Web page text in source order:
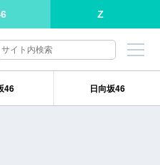
Z
46 日向坂46